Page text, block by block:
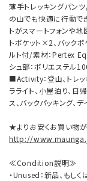
薄手トレッキングパン
の山でも快適に行動で
トがスマートフォンや
トポケット×2、バック
ルト付/素材：Pertex
シュ部：ポリエステル
■Activity：登山、トレッ
ラライト、小屋泊り、日
ス、バックパッキング、
★よりお安くお買い物
http://
≪Condition説明≫
・Unused：新品、もし